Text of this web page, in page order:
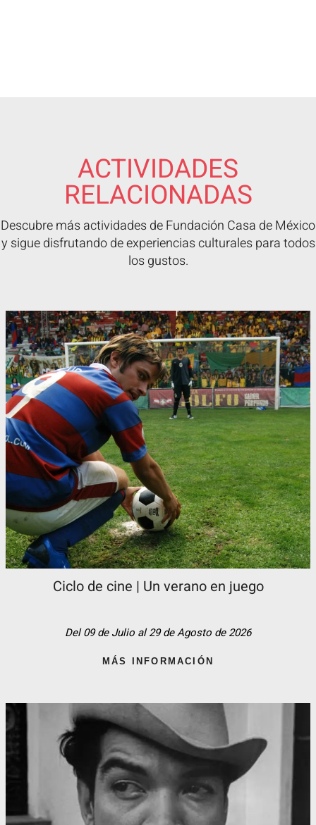
ACTIVIDADES
RELACIONADAS
Descubre más actividades de Fundación Casa de México
y sigue disfrutando de experiencias culturales para todos
los gustos.
Ciclo de cine | Un verano en juego
Del 09 de Julio al 29 de Agosto de 2026
MÁS INFORMACIÓN